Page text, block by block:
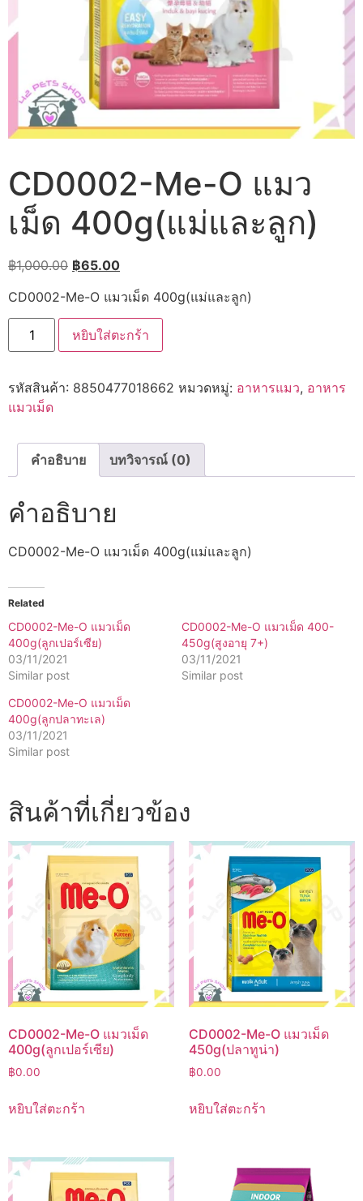
CD0002-Me-O แมว
เม็ด 400g(แม่และลูก)
฿1,000.00 Original
was:
฿1,000.00.
฿65.00Current
is:
฿65.00.
CD0002-Me-O แมวเม็ด 400g(แม่และลูก)
จำนวน
CD0002-
Me-
เม็ด
400g(แม่
และ
ชิ้น
หยิบใส่ตะกร้า
รหัสสินค้า: 8850477018662 หมวดหมู่: อาหารแมว, อาหาร
แมวเม็ด
คำอธิบาย บทวิจารณ์ (0)
คำอธิบาย
CD0002-Me-O แมวเม็ด 400g(แม่และลูก)
Related
CD0002-Me-O แมวเม็ด
400g(ลูกเปอร์เซีย)
03/11/2021
Similar post
CD0002-Me-O แมวเม็ด 400-
450g(สูงอายุ 7+)
03/11/2021
Similar post
CD0002-Me-O แมวเม็ด
400g(ลูกปลาทะเล)
03/11/2021
Similar post
สินค้าที่เกี่ยวข้อง
CD0002-Me-O แมวเม็ด
400g(ลูกเปอร์เซีย)
฿0.00
หยิบใส่ตะกร้า
CD0002-Me-O แมวเม็ด
450g(ปลาทูน่า)
฿0.00
หยิบใส่ตะกร้า